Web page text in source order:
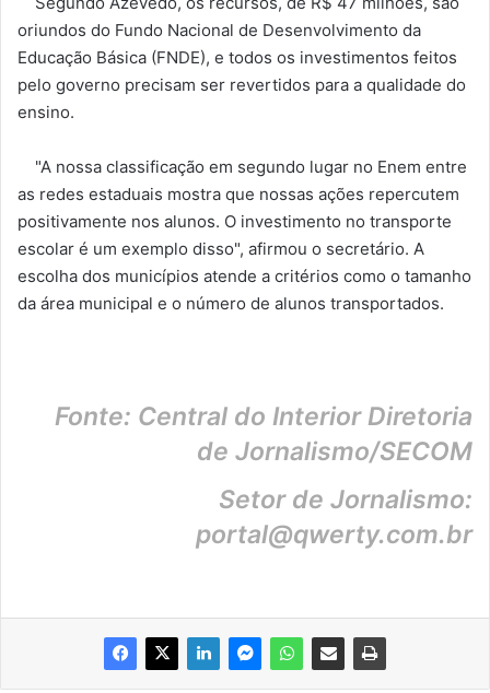
oriundos do Fundo Nacional de Desenvolvimento da
Educação Básica (FNDE), e todos os investimentos feitos
pelo governo precisam ser revertidos para a qualidade do
ensino.
"A nossa classificação em segundo lugar no Enem entre
as redes estaduais mostra que nossas ações repercutem
positivamente nos alunos. O investimento no transporte
escolar é um exemplo disso", afirmou o secretário. A
escolha dos municípios atende a critérios como o tamanho
da área municipal e o número de alunos transportados.
Fonte: Central do Interior Diretoria
de Jornalismo/SECOM
Setor de Jornalismo:
portal@qwerty.com.br